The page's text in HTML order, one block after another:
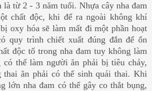
là từ 2 - 3 năm tuổi. Nhựa cây nha đam
chất độc, khi để ra ngoài không khí
oxy hóa sẽ làm mất đi một phần hoạt
quy trình chiết xuất đúng đắn để ổn
độc tố trong nha đam tuy không làm
có thể làm người ăn phải bị tiêu chảy,
thai ăn phải có thể sinh quái thai. Khi
lớn nha đam có thể gây co thắt bụng,